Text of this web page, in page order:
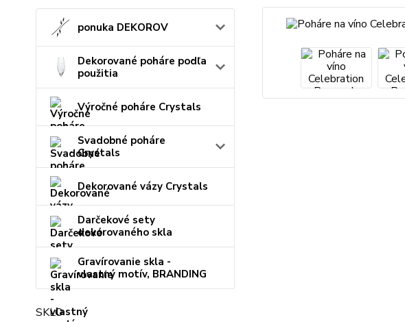
ponuka DEKOROV
Dekorované poháre podľa
použitia
Výročné poháre Crystals
Svadobné poháre
Crystals
Dekorované vázy Crystals
Darčekové sety
dekorovaného skla
Gravírovanie skla -
vlastný motív, BRANDING
SKLO